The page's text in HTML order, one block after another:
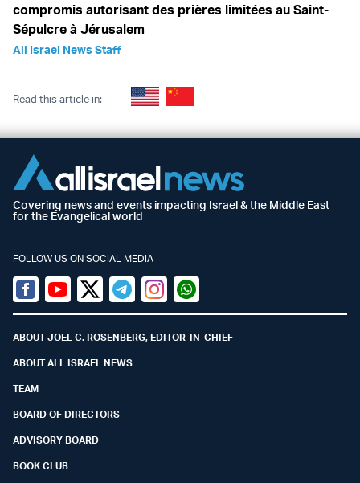
compromis autorisant des prières limitées au Saint-
Sépulcre à Jérusalem
All Israel News Staff
Read this article in:
Covering news and events impacting Israel & the Middle East
for the Evangelical world
FOLLOW US ON SOCIAL MEDIA
Facebook
YoutubeTwitter (X)
TelegramInstagramWhatsapp
ABOUT JOEL C. ROSENBERG, EDITOR-IN-CHIEF
ABOUT ALL ISRAEL NEWS
TEAM
BOARD OF DIRECTORS
ADVISORY BOARD
BOOK CLUB